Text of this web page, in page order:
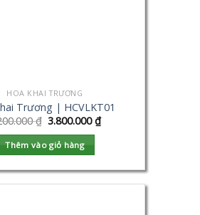
HOA KHAI TRƯƠNG
Trương | HCVLKT01
₫ 3.800.000₫
Thêm vào giỏ hàng